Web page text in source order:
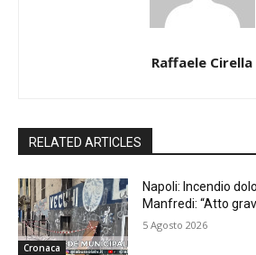
Raffaele Cirella
RELATED ARTICLES
Cronaca
Napoli: Incendio
Manfredi: “Atto
5 Agosto 2026